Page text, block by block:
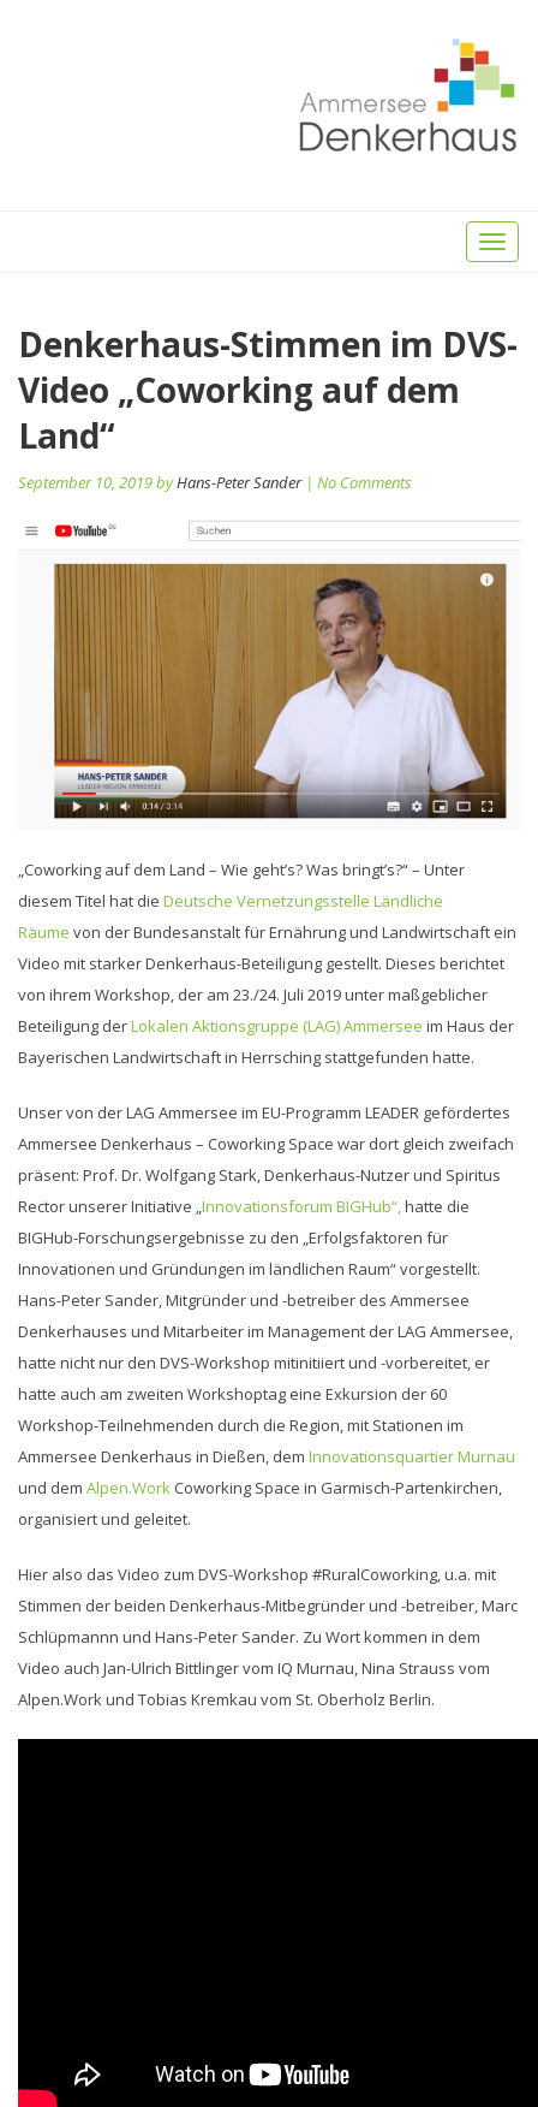
Toggle
Denkerhaus-Stimmen im DVS-
Video „Coworking auf dem
Land“
September 10, 2019 byHans-Peter Sander| No Comments
„Coworking auf dem Land – Wie geht’s? Was bringt’s?“ – Unter
diesem Titel hat die Deutsche Vernetzungsstelle Ländliche
Räume von der Bundesanstalt für Ernährung und Landwirtschaft ein
Video mit starker Denkerhaus-Beteiligung gestellt. Dieses berichtet
von ihrem Workshop, der am 23./24. Juli 2019 unter maßgeblicher
Beteiligung derLokalen Aktionsgruppe (LAG) Ammersee im Haus der
Bayerischen Landwirtschaft in Herrsching stattgefunden hatte.
Unser von der LAG Ammersee im EU-Programm LEADER gefördertes
Ammersee Denkerhaus – Coworking Space war dort gleich zweifach
präsent: Prof. Dr. Wolfgang Stark, Denkerhaus-Nutzer und Spiritus
Rector unserer Initiative „Innovationsforum BIGHub“,hatte die
BIGHub-Forschungsergebnisse zu den „Erfolgsfaktoren für
Innovationen und Gründungen im ländlichen Raum“ vorgestellt.
Hans-Peter Sander, Mitgründer und -betreiber des Ammersee
Denkerhauses und Mitarbeiter im Management der LAG Ammersee,
hatte nicht nur den DVS-Workshop mitinitiiert und -vorbereitet, er
hatte auch am zweiten Workshoptag eine Exkursion der 60
Workshop-Teilnehmenden durch die Region, mit Stationen im
Ammersee Denkerhaus in Dießen, dem Innovationsquartier Murnau
und dem Alpen.Work Coworking Space in Garmisch-Partenkirchen,
organisiert und geleitet.
Hier also das Video zum DVS-Workshop #RuralCoworking, u.a. mit
Stimmen der beiden Denkerhaus-Mitbegründer und -betreiber, Marc
Schlüpmannn und Hans-Peter Sander. Zu Wort kommen in dem
Video auch Jan-Ulrich Bittlinger vom IQ Murnau, Nina Strauss vom
Alpen.Work und Tobias Kremkau vom St. Oberholz Berlin.
Beitragsnavigation